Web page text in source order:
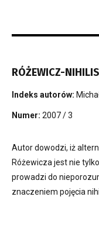
RÓŻEWICZ-
Indeks autorów:
Numer: 2007 / 3
Autor dowodzi, iż
Różewicza jest nie
prowadzi do
znaczeniem pojęcia